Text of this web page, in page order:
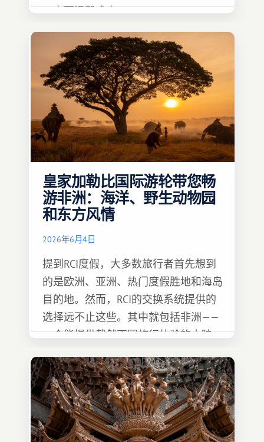
一定要温馨难忘 :)
皇家加勒比国际游轮带您畅
游非洲：海洋、野生动物园
和东方风情
2026年6月4日
提到RCI度假，大多数旅行者首先想到
的是欧洲、亚洲、热门度假胜地和海岛
目的地。然而，RCI的交换系统提供的
选择远不止这些。其中就包括非洲——
一个能提供截然不同旅行体验的大陆。